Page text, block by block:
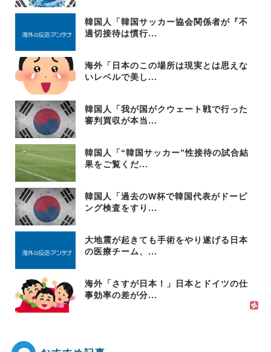
韓国人「韓国サッカー協会関係者が『不
適切接待は慣行...
海外「日本のこの場所は現実とは思えな
いレベルで美し...
韓国人「我が国がクウェート戦で行った
審判買収が本当...
韓国人「“韓国サッカー”性接待の試合結
果をご覧くだ...
韓国人「過去のW杯で韓国代表がドーピ
ング検査をすり...
大地震が起きても手術をやり遂げる日本
の医療チーム、...
海外「さすが日本！」日本とドイツの仕
事効率の差が分...